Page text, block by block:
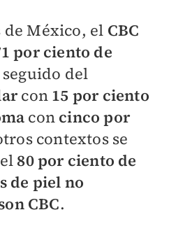
de México, el CBC
por ciento de
seguido del
con 15 por ciento
con cinco por
contextos se
80 por ciento de
de piel no
CBC.